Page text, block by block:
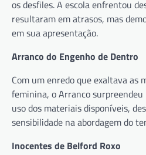
os desfiles. A escola enfrentou
resultaram em atrasos, mas
em sua apresentação.
Arranco do Engenho de Dentro
Com um enredo que exaltava as
feminina, o Arranco
uso dos materiais disponíveis,
sensibilidade na abordagem do
Inocentes de Belford Roxo